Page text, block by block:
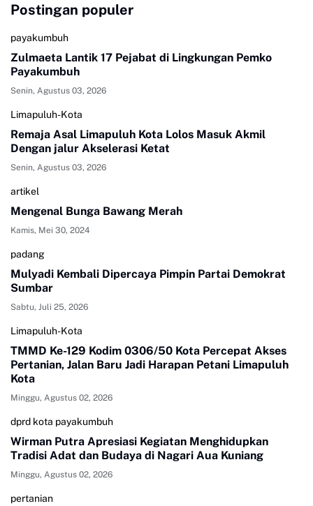
Postingan populer
payakumbuh
Zulmaeta Lantik 17 Pejabat di Lingkungan Pemko
Payakumbuh
Senin, Agustus 03, 2026
Limapuluh-Kota
Remaja Asal Limapuluh Kota Lolos Masuk Akmil
Dengan jalur Akselerasi Ketat
Senin, Agustus 03, 2026
artikel
Mengenal Bunga Bawang Merah
Kamis, Mei 30, 2024
padang
Mulyadi Kembali Dipercaya Pimpin Partai Demokrat
Sumbar
Sabtu, Juli 25, 2026
Limapuluh-Kota
TMMD Ke-129 Kodim 0306/50 Kota Percepat Akses
Pertanian, Jalan Baru Jadi Harapan Petani Limapuluh
Kota
Minggu, Agustus 02, 2026
dprd kota payakumbuh
Wirman Putra Apresiasi Kegiatan Menghidupkan
Tradisi Adat dan Budaya di Nagari Aua Kuniang
Minggu, Agustus 02, 2026
pertanian